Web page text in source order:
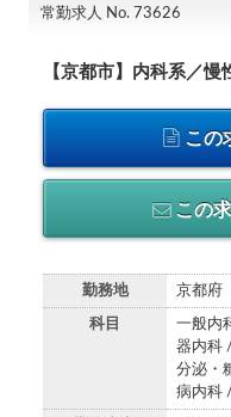
常勤求人 No. 73626
【京都市】内科系／慢
この
この
勤務地 京都府
科目
一般内
器内科
分泌・
病内科